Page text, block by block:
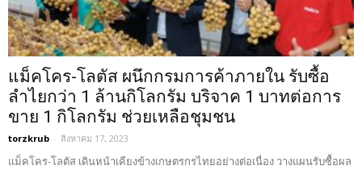
แม็คโคร-โลตัส ผนึกกรมการค้าภายใน รับซื้อ
ลำไยกว่า 1 ล้านกิโลกรัม บริจาค 1 บาทต่อการ
ขาย 1 กิโลกรัม ช่วยเหลือชุมชน
torzkrub - สิงหาคม 17, 2023
แม็คโคร-โลตัส เดินหน้าเคียงข้างเกษตรกรไทยอย่างต่อเนื่อง วางแผนรับซื้อผล